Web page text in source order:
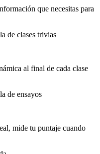
que necesitas para
al final de cada clase
mide tu puntaje cuando